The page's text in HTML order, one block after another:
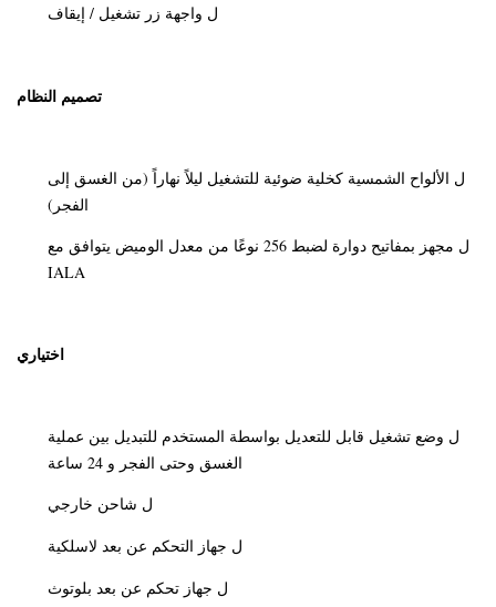
ل واجهة زر تشغيل / إيقاف
تصميم النظام
ل الألواح الشمسية كخلية ضوئية للتشغيل ليلاً نهاراً (من الغسق إلى
الفجر)
ل
مجهز بمفاتيح دوارة لضبط 256 نوعًا من معدل الوميض يتوافق مع
IALA
اختياري
ل وضع تشغيل قابل للتعديل بواسطة المستخدم للتبديل بين عملية
الغسق وحتى الفجر و 24 ساعة
ل شاحن خارجي
ل جهاز التحكم عن بعد لاسلكية
ل جهاز تحكم عن بعد بلوتوث